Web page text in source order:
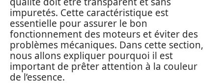
impuretés. Cette caractéristique est
essentielle pour assurer le bon
fonctionnement des moteurs et éviter des
problèmes mécaniques. Dans cette section,
nous allons expliquer pourquoi il est
important de prêter attention à la couleur
de l’essence.